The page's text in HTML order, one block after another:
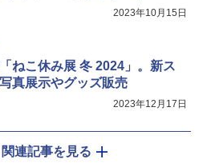
2023年10月15日
ねこ休み展 冬 2024」。新ス
真展示やグッズ販売
2023年12月17日
関連記事を見る